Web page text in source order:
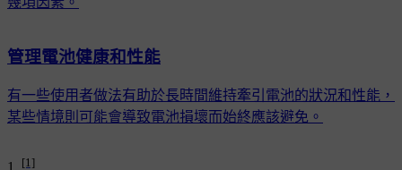
[1]
管理電池健康和性能
有一些使用者做法有助於長時間維持牽引電池的狀況和性能，
某些情境則可能會導致電池損壞而始終應該避免。